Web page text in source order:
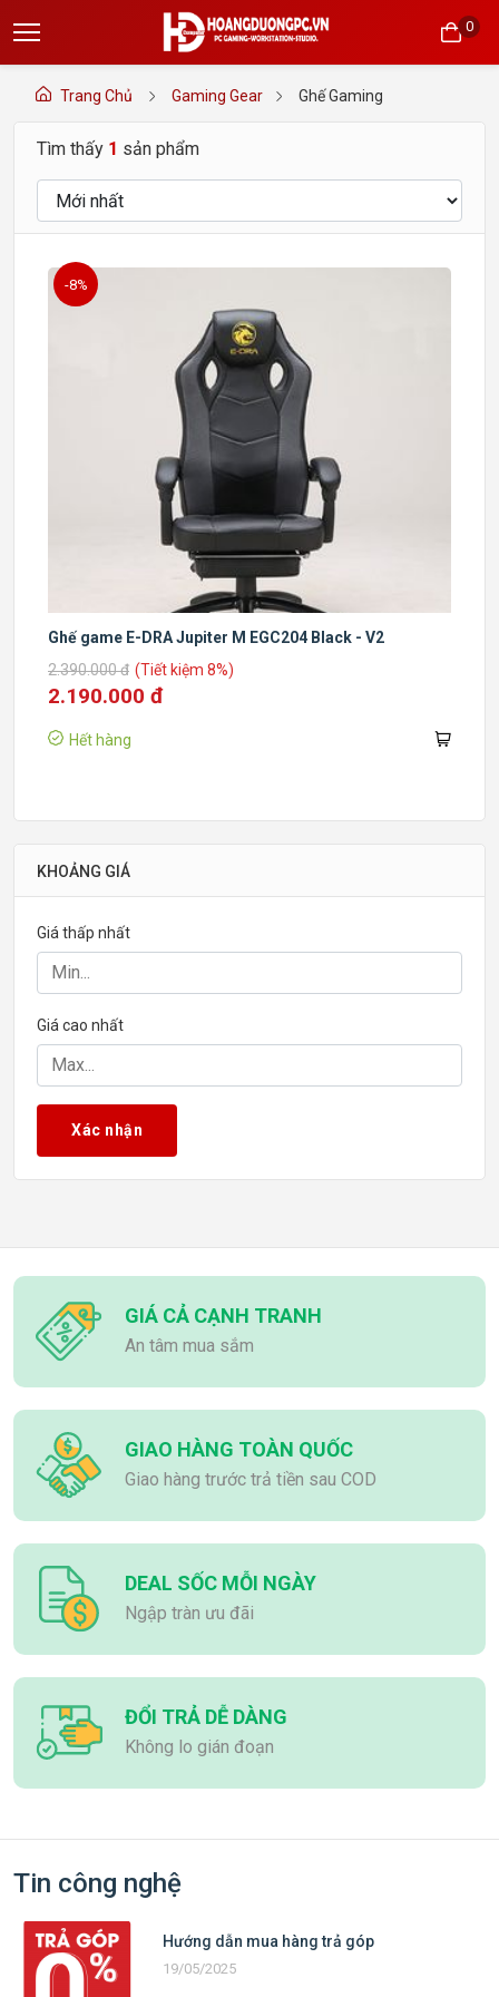
0
Trang Chủ Gaming Gear Ghế Gaming
Tìm thấy 1 sản phẩm
-8%
Ghế game E-DRA Jupiter M EGC204 Black - V2
2.390.000 đ (Tiết kiệm 8%)
2.190.000 đ
Hết hàng
KHOẢNG GIÁ
Giá thấp nhất
Giá cao nhất
Xác nhận
GIÁ CẢ CẠNH TRANH
An tâm mua sắm
GIAO HÀNG TOÀN QUỐC
Giao hàng trước trả tiền sau COD
DEAL SỐC MỖI NGÀY
Ngập tràn ưu đãi
ĐỔI TRẢ DỄ DÀNG
Không lo gián đoạn
Tin công nghệ
Hướng dẫn mua hàng trả góp
19/05/2025